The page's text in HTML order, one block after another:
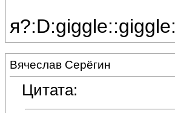
я?:D:giggle::giggle:
Вячеслав Серёгин
Цитата: